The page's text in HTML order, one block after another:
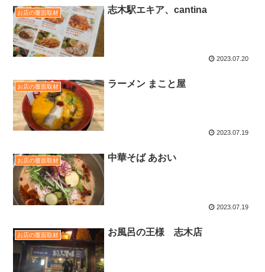
お店の覆面取材 志木駅エキア、cantina
2023.07.20
お店の覆面取材 ラーメン まこと屋
2023.07.19
お店の覆面取材 中華そば あおい
2023.07.19
お店の覆面取材 お風呂の王様 志木店